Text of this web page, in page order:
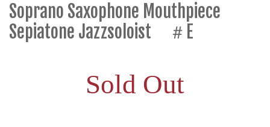
Soprano Saxophone Mouthpiece
Sepiatone Jazzsoloist ＃E
Sold Out